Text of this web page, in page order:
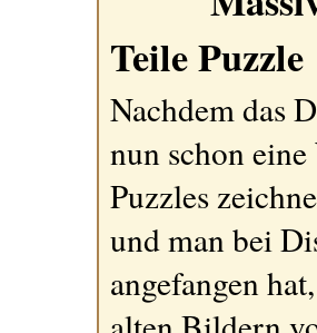
Teile Puzzle
Nachdem das
nun schon
Puzzles
und man bei
angefangen